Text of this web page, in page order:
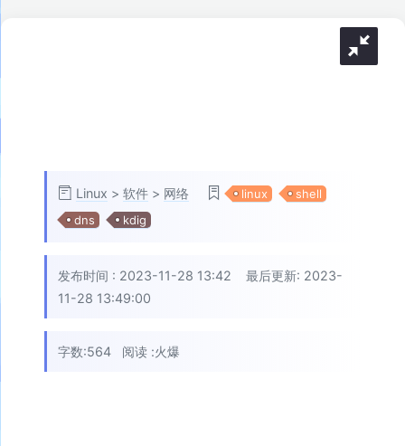
Linux > 软件 > 网络 linux
shell
dns
kdig
发布时间 : 2023-11-28 13:42 最后更新: 2023-
11-28 13:49:00
字数:564 阅读 :火爆